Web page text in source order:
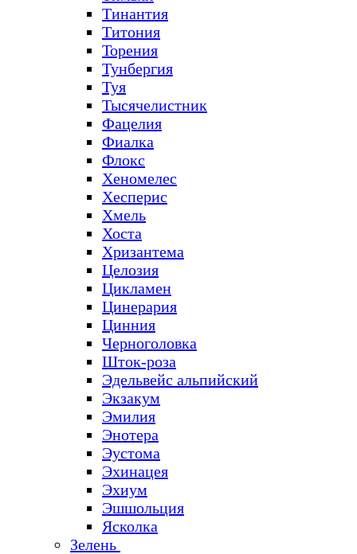
Тинантия
Титония
Торения
Тунбергия
Туя
Тысячелистник
Фацелия
Фиалка
Флокс
Хеномелес
Хесперис
Хмель
Хоста
Хризантема
Целозия
Цикламен
Цинерария
Цинния
Черноголовка
Шток-роза
Эдельвейс альпийский
Экзакум
Эмилия
Энотера
Эустома
Эхинацея
Эхиум
Эшшольция
Ясколка
Зелень